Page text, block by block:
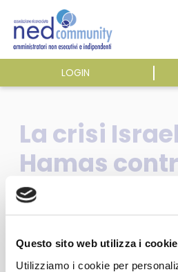
Questo sito web utilizza i cookie
Utilizziamo i cookie per
content
LOGIN
ASSOCIAZIONE
ATTIVITÀ
EVENTI E NEWS
PUBBLICAZIONI
La crisi
Hamas
a rendere
lo scenario
manovra di